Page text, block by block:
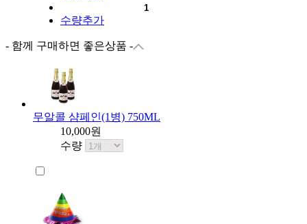
수량추가
- 함께 구매하면 좋은상품 -
무알콜 샴페인(1병) 750ML
10,000원
수량